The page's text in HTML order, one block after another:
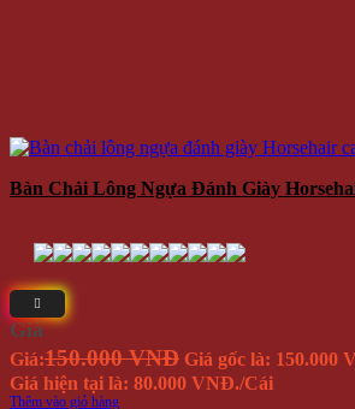
Bàn Chải Lông Ngựa Đánh Giày
Giá
Giá:150.000 VNĐ Giá gốc là: 150.000
Giá hiện tại là: 80.000 VNĐ./Cái
Thêm vào giỏ hàng